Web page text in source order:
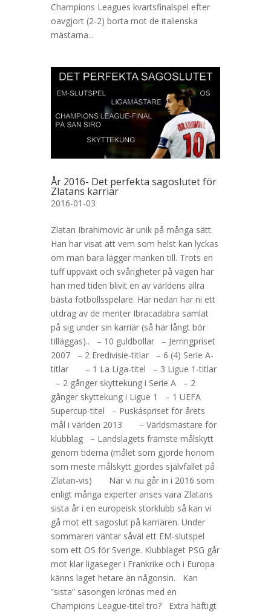
Champions Leagues kvartsfinalspel efter
oavgjort (2-2) borta mot de italienska
mästarna...
År 2016- Det perfekta sagoslutet för
Zlatans karriär
2016-01-03
Zlatan Ibrahimovic är unik på många sätt.
Han har visat att vem som helst kan lyckas
om man bara lägger manken till. Trots en
tuff uppväxt och svårigheter på vägen har
han med tiden blivit en av världens allra
bästa fotbollsspelare. Här nedan har ni ett
utdrag av de meriter Ibracadabra samlat
på sig under sin karriär (så här långt bör
tilläggas).. – 10 guldbollar – Jerringpriset
2007 – 2 Eredivisie-titlar – 6 (4) Serie A-
titlar – 1 La Liga-titel – 3 Ligue 1-titlar
– 2 gånger skyttekung i Serie A – 2
gånger skyttekung i Ligue 1 – 1 UEFA
Supercup-titel – Puskáspriset för årets
mål i världen 2013 – Världsmästare för
klubblag – Landslagets främste målskytt
genom tiderna (målet som gjorde honom
som meste målskytt gjordes självfallet på
Zlatan-vis) När vi nu går in i 2016 som
enligt många experter anses vara Zlatans
sista år i en europeisk storklubb så kan vi
gå mot ett sagoslut på karriären. Under
sommaren väntar såväl ett EM-slutspel
som ett OS för Sverige. Klubblaget PSG går
mot klar ligaseger i Frankrike och i Europa
känns laget hetare än någonsin. Kan
”sista” säsongen krönas med en
Champions League-titel tro? Extra häftigt